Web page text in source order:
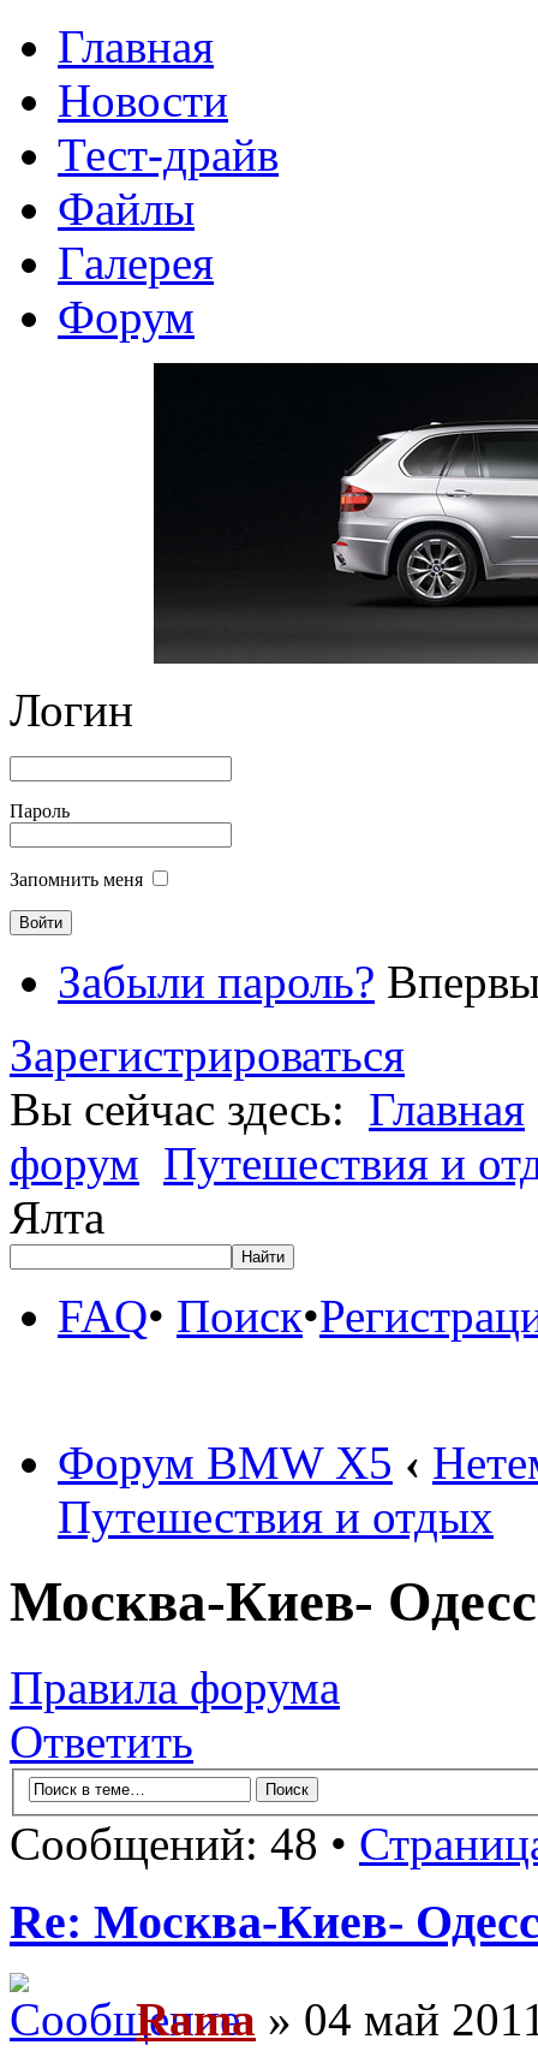
Главная
Новости
Тест-драйв
Файлы
Галерея
Форум
Логин
Пароль
Запомнить меня
Забыли пароль?
Зарегистрироваться
Вы сейчас здесь: Главная
форум Путешествия и
Ялта
FAQ• Поиск•
Форум BMW X5 ‹
Путешествия и отдых
Москва-Киев-
Правила форума
Ответить
Сообщений: 48 •
Re: Москва-Киев-
Rama » 04 май